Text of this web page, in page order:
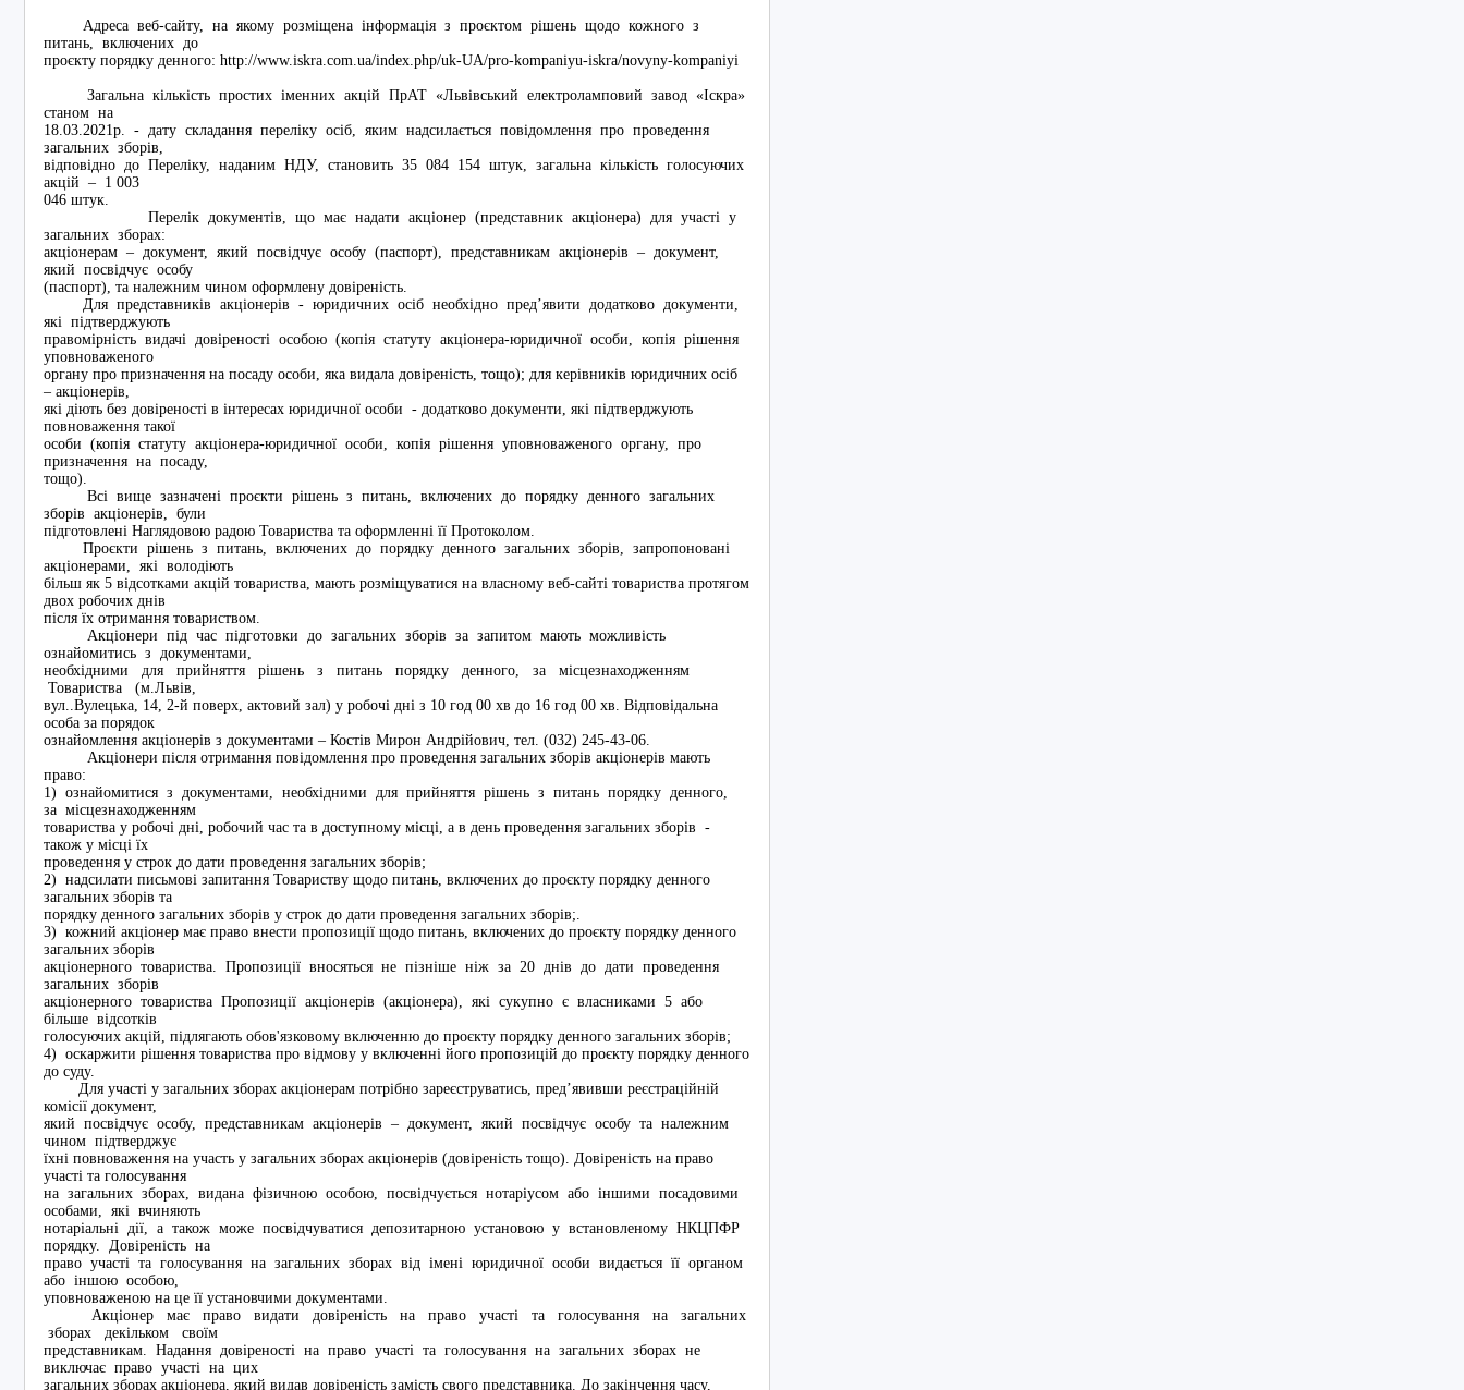
Адреса веб-сайту, на якому розміщена інформація з проєктом рішень щодо кожного з
питань, включених до
проєкту порядку денного: http://www.iskra.com.ua/index.php/uk-UA/pro-kompaniyu-iskra/novyny-kompaniyi
Загальна кількість простих іменних акцій ПрАТ «Львівський електроламповий завод «Іскра»
станом на
18.03.2021р. - дату складання переліку осіб, яким надсилається повідомлення про проведення
загальних зборів,
відповідно до Переліку, наданим НДУ, становить 35 084 154 штук, загальна кількість голосуючих
акцій – 1 003
046 штук.
Перелік документів, що має надати акціонер (представник акціонера) для участі у
загальних зборах:
акціонерам – документ, який посвідчує особу (паспорт), представникам акціонерів – документ,
який посвідчує особу
(паспорт), та належним чином оформлену довіреність.
Для представників акціонерів - юридичних осіб необхідно пред’явити додатково документи,
які підтверджують
правомірність видачі довіреності особою (копія статуту акціонера-юридичної особи, копія рішення
уповноваженого
органу про призначення на посаду особи, яка видала довіреність, тощо); для керівників юридичних осіб
– акціонерів,
які діють без довіреності в інтересах юридичної особи - додатково документи, які підтверджують
повноваження такої
особи (копія статуту акціонера-юридичної особи, копія рішення уповноваженого органу, про
призначення на посаду,
тощо).
Всі вище зазначені проєкти рішень з питань, включених до порядку денного загальних
зборів акціонерів, були
підготовлені Наглядовою радою Товариства та оформленні її Протоколом.
Проєкти рішень з питань, включених до порядку денного загальних зборів, запропоновані
акціонерами, які володіють
більш як 5 відсотками акцій товариства, мають розміщуватися на власному веб-сайті товариства протягом
двох робочих днів
після їх отримання товариством.
Акціонери під час підготовки до загальних зборів за запитом мають можливість
ознайомитись з документами,
необхідними для прийняття рішень з питань порядку денного, за місцезнаходженням
Товариства (м.Львів,
вул..Вулецька, 14, 2-й поверх, актовий зал) у робочі дні з 10 год 00 хв до 16 год 00 хв. Відповідальна
особа за порядок
ознайомлення акціонерів з документами – Костів Мирон Андрійович, тел. (032) 245-43-06.
Акціонери після отримання повідомлення про проведення загальних зборів акціонерів мають
право:
1) ознайомитися з документами, необхідними для прийняття рішень з питань порядку денного,
за місцезнаходженням
товариства у робочі дні, робочий час та в доступному місці, а в день проведення загальних зборів -
також у місці їх
проведення у строк до дати проведення загальних зборів;
2) надсилати письмові запитання Товариству щодо питань, включених до проєкту порядку денного
загальних зборів та
порядку денного загальних зборів у строк до дати проведення загальних зборів;.
3) кожний акціонер має право внести пропозиції щодо питань, включених до проєкту порядку денного
загальних зборів
акціонерного товариства. Пропозиції вносяться не пізніше ніж за 20 днів до дати проведення
загальних зборів
акціонерного товариства Пропозиції акціонерів (акціонера), які сукупно є власниками 5 або
більше відсотків
голосуючих акцій, підлягають обов'язковому включенню до проєкту порядку денного загальних зборів;
4) оскаржити рішення товариства про відмову у включенні його пропозицій до проєкту порядку денного
до суду.
Для участі у загальних зборах акціонерам потрібно зареєструватись, пред’явивши реєстраційній
комісії документ,
який посвідчує особу, представникам акціонерів – документ, який посвідчує особу та належним
чином підтверджує
їхні повноваження на участь у загальних зборах акціонерів (довіреність тощо). Довіреність на право
участі та голосування
на загальних зборах, видана фізичною особою, посвідчується нотаріусом або іншими посадовими
особами, які вчиняють
нотаріальні дії, а також може посвідчуватися депозитарною установою у встановленому НКЦПФР
порядку. Довіреність на
право участі та голосування на загальних зборах від імені юридичної особи видається її органом
або іншою особою,
уповноваженою на це її установчими документами.
Акціонер має право видати довіреність на право участі та голосування на загальних
зборах декільком своїм
представникам. Надання довіреності на право участі та голосування на загальних зборах не
виключає право участі на цих
загальних зборах акціонера, який видав довіреність замість свого представника. До закінчення часу,